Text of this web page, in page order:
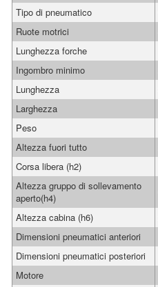
Tipo di pneumatico
Ruote motrici
Lunghezza forche
Ingombro minimo
Lunghezza
Larghezza
Peso
Altezza fuori tutto
Corsa libera (h2)
Altezza gruppo di sollevamento
aperto(h4)
Altezza cabina (h6)
Dimensioni pneumatici anteriori
Dimensioni pneumatici posteriori
Motore